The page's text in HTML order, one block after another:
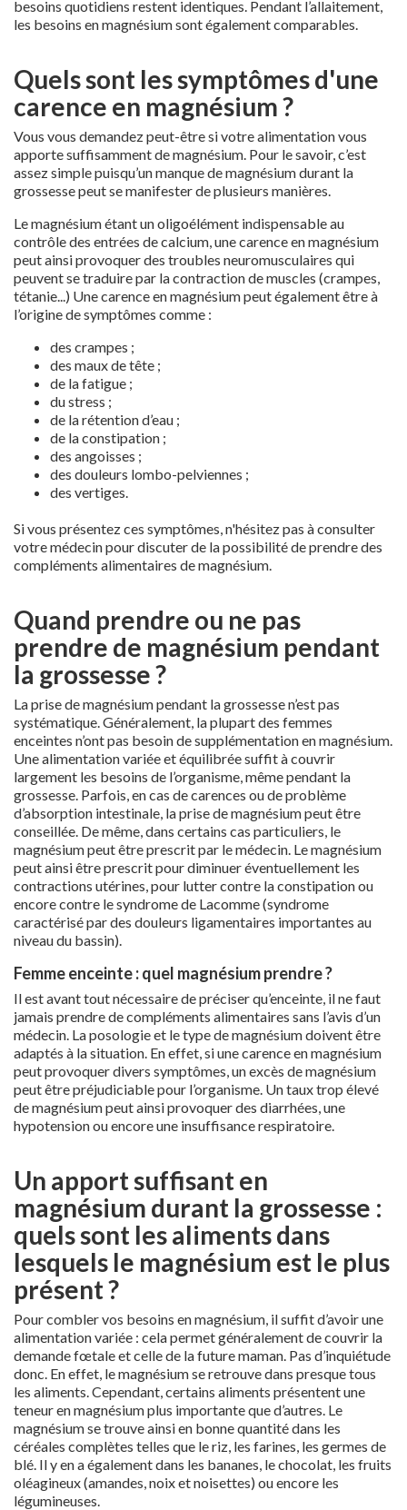
besoins quotidiens restent identiques. Pendant l’allaitement,
les besoins en magnésium sont également comparables.
Quels sont les symptômes d'une
carence en magnésium ?
Vous vous demandez peut-être si votre alimentation vous
apporte suffisamment de magnésium. Pour le savoir, c’est
assez simple puisqu’un manque de magnésium durant la
grossesse peut se manifester de plusieurs manières.
Le magnésium étant un oligoélément indispensable au
contrôle des entrées de calcium, une carence en magnésium
peut ainsi provoquer des troubles neuromusculaires qui
peuvent se traduire par la contraction de muscles (crampes,
tétanie...) Une carence en magnésium peut également être à
l’origine de symptômes comme :
des crampes ;
des maux de tête ;
de la fatigue ;
du stress ;
de la rétention d’eau ;
de la constipation ;
des angoisses ;
des douleurs lombo-pelviennes ;
des vertiges.
Si vous présentez ces symptômes, n'hésitez pas à consulter
votre médecin pour discuter de la possibilité de prendre des
compléments alimentaires de magnésium.
Quand prendre ou ne pas
prendre de magnésium pendant
la grossesse ?
La prise de magnésium pendant la grossesse n’est pas
systématique. Généralement, la plupart des femmes
enceintes n’ont pas besoin de supplémentation en magnésium.
Une alimentation variée et équilibrée suffit à couvrir
largement les besoins de l’organisme, même pendant la
grossesse. Parfois, en cas de carences ou de problème
d’absorption intestinale, la prise de magnésium peut être
conseillée. De même, dans certains cas particuliers, le
magnésium peut être prescrit par le médecin. Le magnésium
peut ainsi être prescrit pour diminuer éventuellement les
contractions utérines, pour lutter contre la constipation ou
encore contre le syndrome de Lacomme (syndrome
caractérisé par des douleurs ligamentaires importantes au
niveau du bassin).
Femme enceinte : quel magnésium prendre ?
Il est avant tout nécessaire de préciser qu’enceinte, il ne faut
jamais prendre de compléments alimentaires sans l’avis d’un
médecin. La posologie et le type de magnésium doivent être
adaptés à la situation. En effet, si une carence en magnésium
peut provoquer divers symptômes, un excès de magnésium
peut être préjudiciable pour l’organisme. Un taux trop élevé
de magnésium peut ainsi provoquer des diarrhées, une
hypotension ou encore une insuffisance respiratoire.
Un apport suffisant en
magnésium durant la grossesse :
quels sont les aliments dans
lesquels le magnésium est le plus
présent ?
Pour combler vos besoins en magnésium, il suffit d’avoir une
alimentation variée : cela permet généralement de couvrir la
demande fœtale et celle de la future maman. Pas d’inquiétude
donc. En effet, le magnésium se retrouve dans presque tous
les aliments. Cependant, certains aliments présentent une
teneur en magnésium plus importante que d’autres. Le
magnésium se trouve ainsi en bonne quantité dans les
céréales complètes telles que le riz, les farines, les germes de
blé. Il y en a également dans les bananes, le chocolat, les fruits
oléagineux (amandes, noix et noisettes) ou encore les
légumineuses.